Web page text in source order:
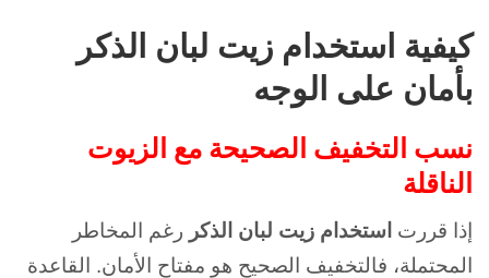
كيفية استخدام زيت لبان الذكر
بأمان على الوجه
نسب التخفيف الصحيحة مع الزيوت
الناقلة
إذا قررت استخدام زيت لبان الذكر رغم المخاطر
المحتملة، فالتخفيف الصحيح هو مفتاح الأمان. القاعدة